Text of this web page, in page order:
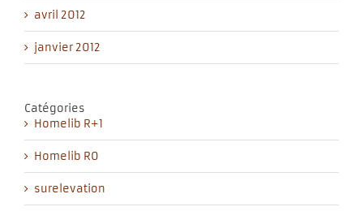
avril 2012
janvier 2012
Catégories
Homelib R+1
Homelib R0
surelevation